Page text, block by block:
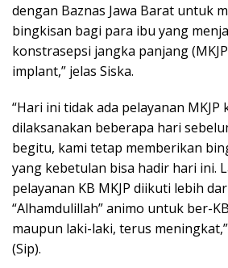
dengan Baznas Jawa Barat untuk
bingkisan bagi para ibu yang
konstrasepsi jangka panjang
implant,” jelas Siska.
“Hari ini tidak ada pelayanan MKJP
dilaksanakan beberapa hari
begitu, kami tetap memberikan
yang kebetulan bisa hadir hari ini.
pelayanan KB MKJP diikuti lebih
“Alhamdulillah” animo untuk ber-
maupun laki-laki, terus
(Sip).